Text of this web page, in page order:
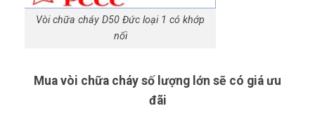
Vòi chữa cháy D50 Đức loại 1 có khớp
nối
Mua vòi chữa cháy số lượng lớn sẽ có giá ưu
đãi